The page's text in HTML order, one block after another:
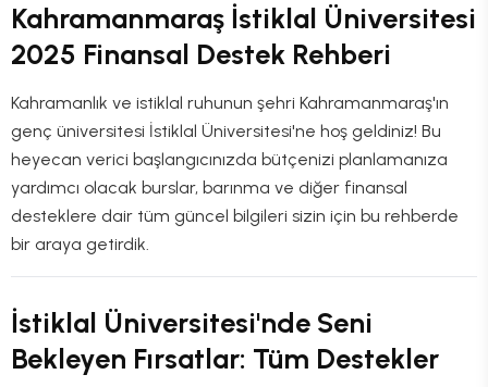
Kahramanmaraş İstiklal Üniversitesi
2025 Finansal Destek Rehberi
Kahramanlık ve istiklal ruhunun şehri Kahramanmaraş'ın
genç üniversitesi İstiklal Üniversitesi'ne hoş geldiniz! Bu
heyecan verici başlangıcınızda bütçenizi planlamanıza
yardımcı olacak burslar, barınma ve diğer finansal
desteklere dair tüm güncel bilgileri sizin için bu rehberde
bir araya getirdik.
İstiklal Üniversitesi'nde Seni
Bekleyen Fırsatlar: Tüm Destekler